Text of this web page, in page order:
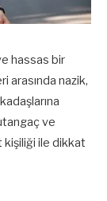
hassas bir
arasında nazik,
ve
kişiliği ile dikkat